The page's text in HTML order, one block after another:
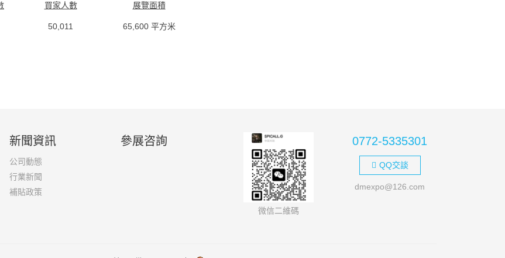
買家人數 展覽面積
50,011 65,600 平方米
新聞資訊
公司動態
行業新聞
補貼政策
參展咨詢
微信二維碼
0772-5335301
QQ交談
dmexpo@126.com